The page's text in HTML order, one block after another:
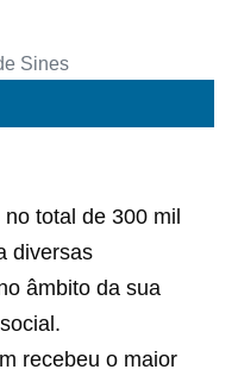
total de 300 mil
diversas
âmbito da sua
recebeu o maior